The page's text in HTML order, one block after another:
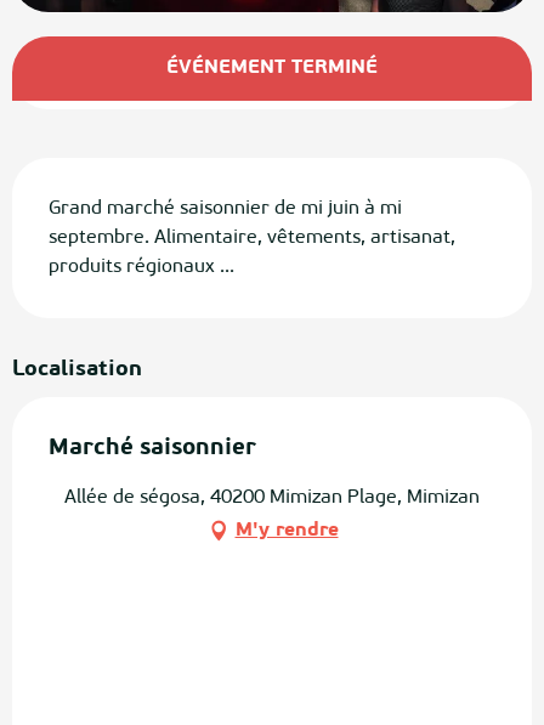
Ouverture et coordonnées
ÉVÉNEMENT TERMINÉ
Grand marché saisonnier de mi juin à mi
septembre. Alimentaire, vêtements, artisanat,
produits régionaux ...
Localisation
Marché saisonnier
Allée de ségosa, 40200 Mimizan Plage, Mimizan
M'y rendre